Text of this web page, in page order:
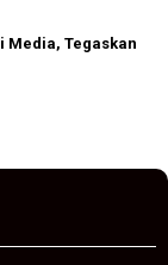
Media, Tegaskan